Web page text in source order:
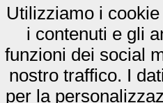
Utilizziamo i
i contenuti e gli
funzioni dei social
nostro traffico. I
per la